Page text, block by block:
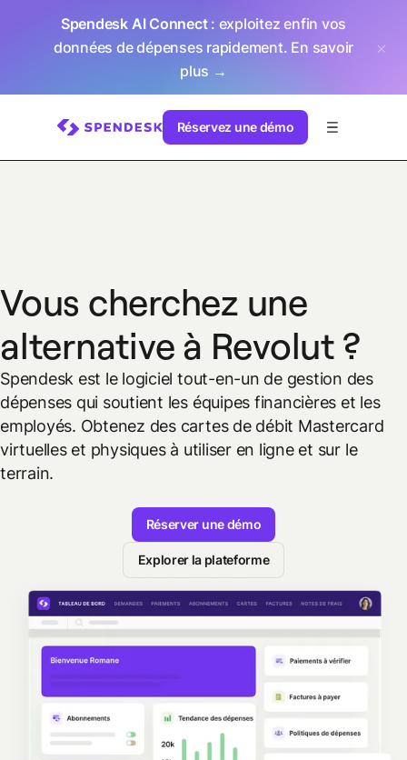
Spendesk AI Connect: exploitez enfin vos
données de dépenses rapidement. En savoir
plus →
Réservez une démo
Vous cherchez une
alternative à Revolut ?
Spendesk est le logiciel tout-en-un de gestion des
dépenses qui soutient les équipes financières et les
employés. Obtenez des cartes de débit Mastercard
virtuelles et physiques à utiliser en ligne et sur le
terrain.
Réserver une démo
Explorer la plateforme